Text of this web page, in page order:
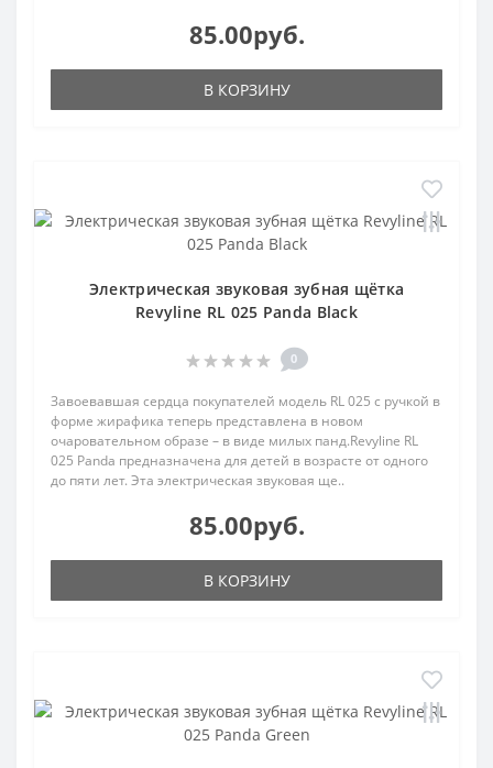
85.00руб.
В КОРЗИНУ
Электрическая звуковая зубная щётка
Revyline RL 025 Panda Black
0
Завоевавшая сердца покупателей модель RL 025 с ручкой в
форме жирафика теперь представлена в новом
очаровательном образе – в виде милых панд.Revyline RL
025 Panda предназначена для детей в возрасте от одного
до пяти лет. Эта электрическая звуковая ще..
85.00руб.
В КОРЗИНУ